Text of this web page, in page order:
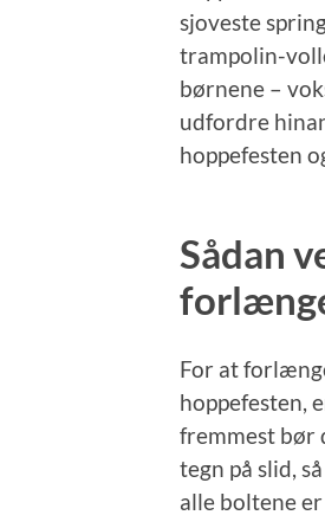
sjoveste
trampolin-
børnene –
udfordre
hoppefesten
Sådan
For at
hoppefesten,
fremmest bør
tegn på slid,
alle boltene